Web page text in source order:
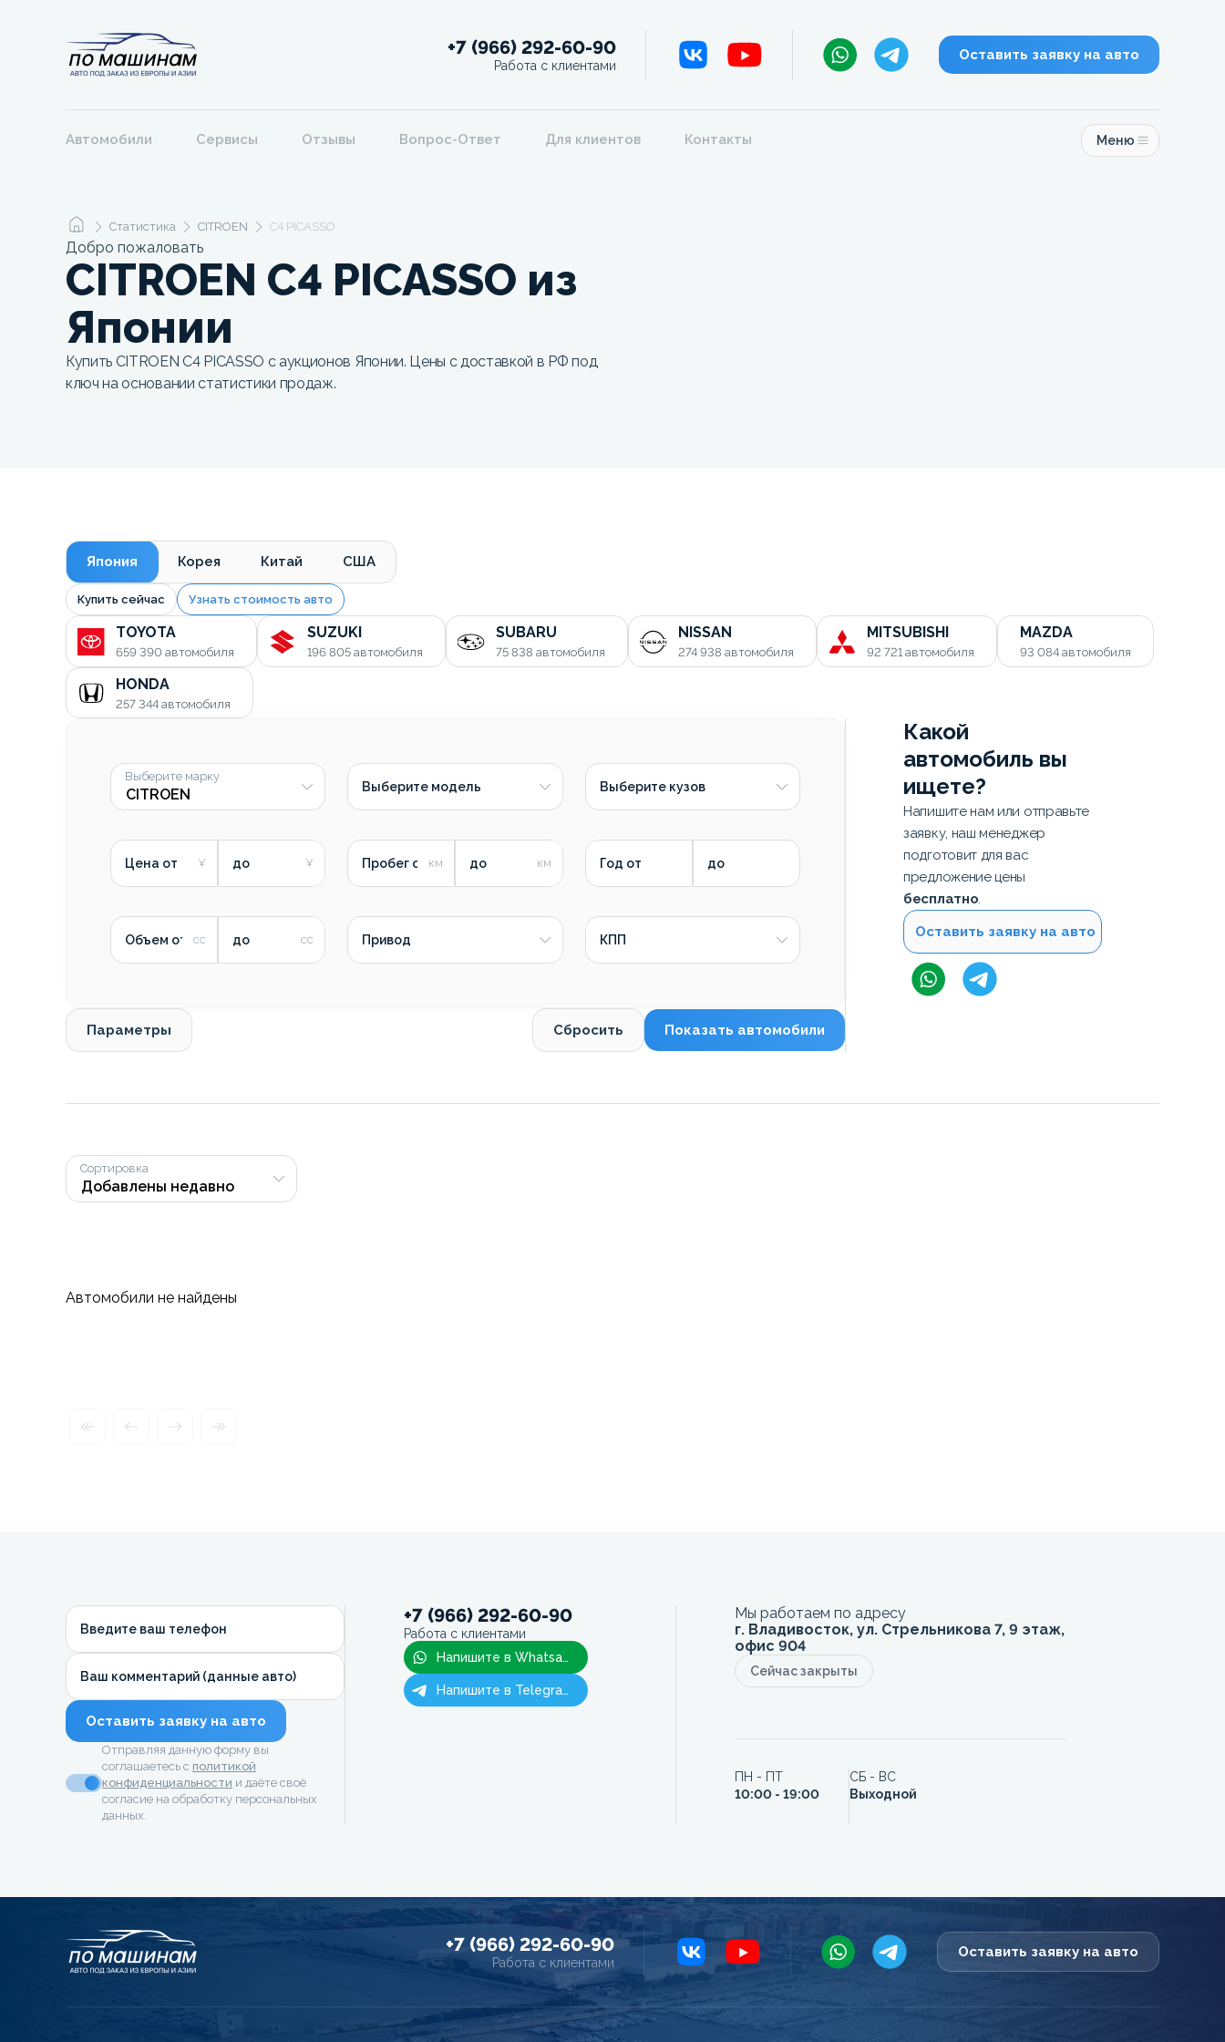
+7 (966) 292-60-90
Работа с клиентами
Оставить заявку на авто
Автомобили Сервисы Отзывы Вопрос-Ответ Для клиентов Контакты Меню
Статистика CITROEN C4 PICASSO
Добро пожаловать
CITROEN C4 PICASSO из
Японии
Купить CITROEN C4 PICASSO с аукционов Японии. Цены с доставкой в РФ под
ключ на основании статистики продаж.
Япония Корея Китай США
Купить сейчас Узнать стоимость авто
TOYOTA
659 390 автомобиля
SUZUKI
196 805 автомобиля
SUBARU
75 838 автомобиля
NISSAN
274 938 автомобиля
MITSUBISHI
92 721 автомобиля
MAZDA
93 084 автомобиля
HONDA
257 344 автомобиля
Выберите марку
Выберите модель Выберите кузов
Цена от до Пробег от до Год от до
Объем от до Привод КПП
Параметры Сбросить Показать автомобили
Какой
автомобиль вы
ищете?
Напишите нам или отправьте
заявку, наш менеджер
подготовит для вас
предложение цены
бесплатно.
Оставить заявку на авто
Сортировка
Автомобили не найдены
Введите ваш телефон
Ваш комментарий (данные авто)
Оставить заявку на авто
Отправляя данную форму вы
соглашаетесь с политикой
конфиденциальности и даёте своё
согласие на обработку персональных
данных.
+7 (966) 292-60-90
Работа с клиентами
Напишите в Whatsapp
Напишите в Telegram
Мы работаем по адресу
г. Владивосток, ул. Стрельникова 7, 9 этаж,
офис 904
Сейчас закрыты
ПН - ПТ
10:00 - 19:00
СБ - ВС
Выходной
+7 (966) 292-60-90
Работа с клиентами
Оставить заявку на авто